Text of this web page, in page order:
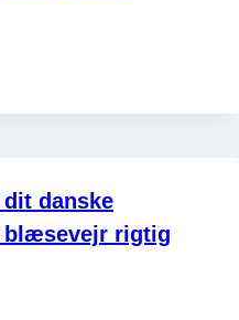
danske
blæsevejr rigtig